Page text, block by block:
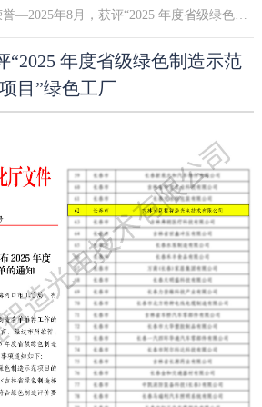
誉—2025年8月，获评“2025 年度省级绿色制造示范项目”绿色工厂
“2025 年度省级绿色制造示范
项目”绿色工厂